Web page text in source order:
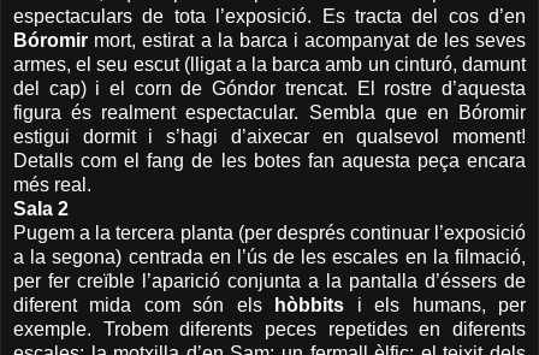
espectaculars de tota l’exposició. Es tracta del cos d’en
Bóromir mort, estirat a la barca i acompanyat de les seves
armes, el seu escut (lligat a la barca amb un cinturó, damunt
del cap) i el corn de Góndor trencat. El rostre d’aquesta
figura és realment espectacular. Sembla que en Bóromir
estigui dormit i s’hagi d’aixecar en qualsevol moment!
Detalls com el fang de les botes fan aquesta peça encara
més real.
Sala 2
Pugem a la tercera planta (per després continuar l’exposició
a la segona) centrada en l’ús de les escales en la filmació,
per fer creïble l’aparició conjunta a la pantalla d’éssers de
diferent mida com són els
hòbbits i els humans, per
exemple. Trobem diferents peces repetides en diferents